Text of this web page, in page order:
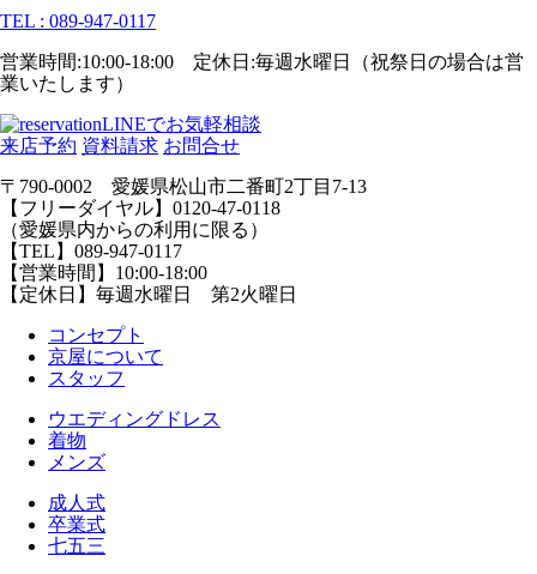
TEL : 089-947-0117
営業時間:10:00-18:00 定休日:毎週水曜日（祝祭日の場合は営
業いたします）
LINEでお気軽相談
来店予約 資料請求 お問合せ
〒790-0002 愛媛県松山市二番町2丁目7-13
【フリーダイヤル】0120-47-0118
（愛媛県内からの利用に限る）
【TEL】089-947-0117
【営業時間】10:00-18:00
【定休日】毎週水曜日 第2火曜日
コンセプト
京屋について
スタッフ
ウエディングドレス
着物
メンズ
成人式
卒業式
七五三